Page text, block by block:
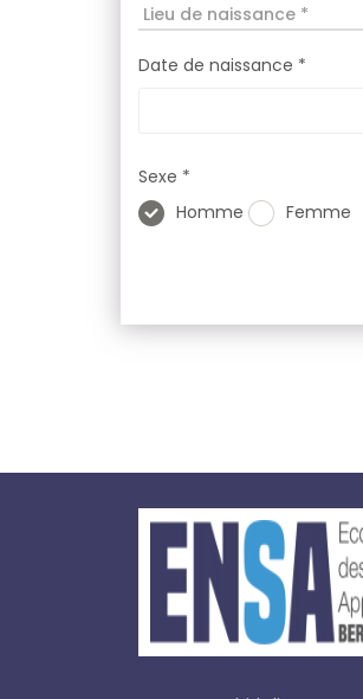
Lieu de naissance *
Date de naissance *
Sexe *
Homme
Femme